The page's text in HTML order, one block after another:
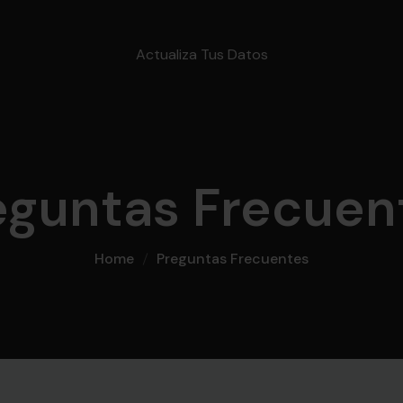
Actualiza Tus Datos
Home Preguntas Frecuentes